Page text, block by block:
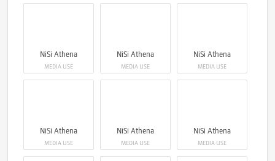
NiSi Athena
MEDIA USE
NiSi Athena
MEDIA USE
NiSi Athena
MEDIA USE
NiSi Athena
MEDIA USE
NiSi Athena
MEDIA USE
NiSi Athena
MEDIA USE